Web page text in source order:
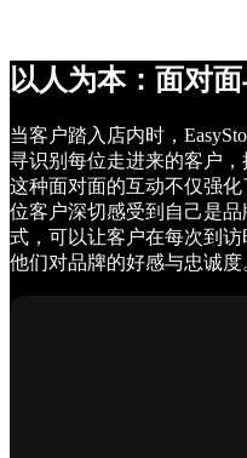
以人为本：面对
当客户踏入店内时，
寻识别每位走进来的客户，
这种面对面的互动不仅强
位客户深切感受到自己是
式，可以让客户在每次到
他们对品牌的好感与忠诚度